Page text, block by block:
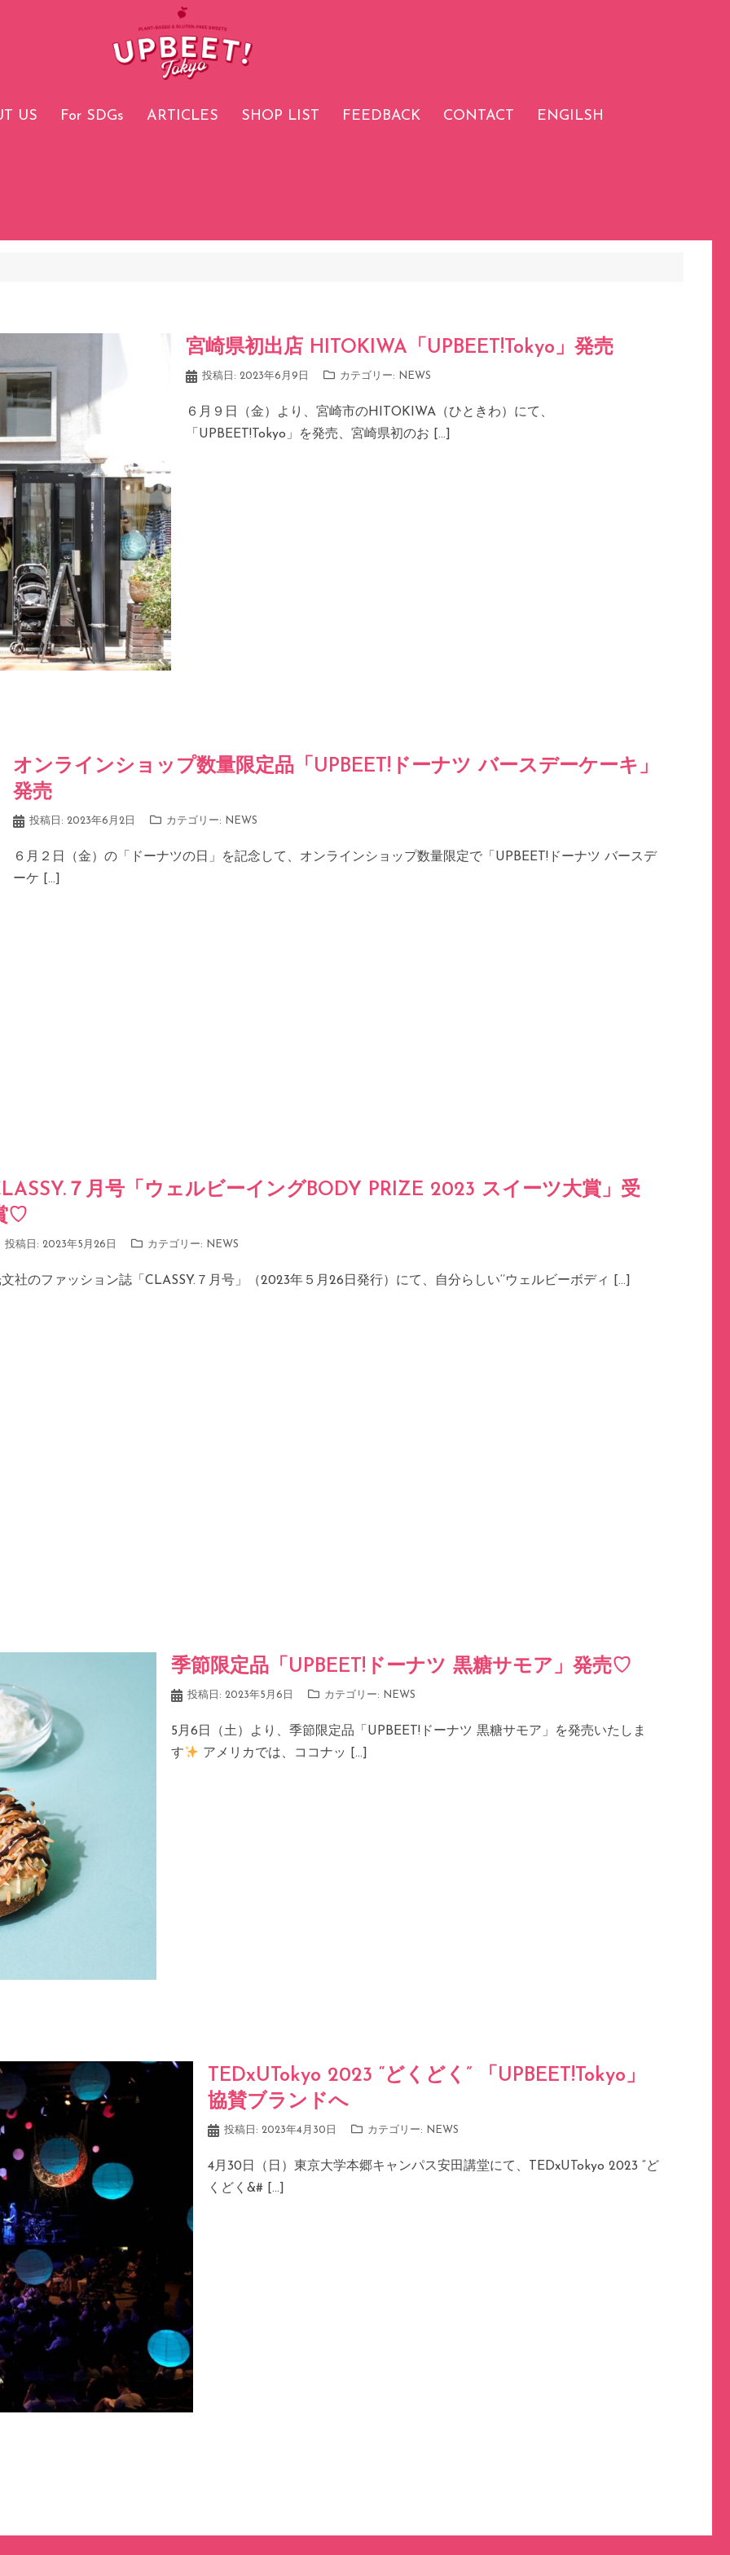
US For SDGs ARTICLES SHOP LIST FEEDBACK CONTACT ENGILSH
宮崎県初出店 HITOKIWA「UPBEET!Tokyo」発売
投稿日: 2023年6月9日 カテゴリー: NEWS
６月９日（金）より、宮崎市のHITOKIWA（ひときわ）にて、
「UPBEET!Tokyo」を発売、宮崎県初のお […]
オンラインショップ数量限定品「UPBEET!ドーナツ バースデーケーキ」
発売
投稿日: 2023年6月2日 カテゴリー: NEWS
６月２日（金）の「ドーナツの日」を記念して、オンラインショップ数量限定で「UPBEET!ドーナツ バースデ
ーケ […]
７月号「ウェルビーイングBODY PRIZE 2023 スイーツ大賞」受
♡
投稿日: 2023年5月26日 カテゴリー: NEWS
社のファッション誌「CLASSY.７月号」（2023年５月26日発行）にて、自分らしい‘’ウェルビーボディ […]
季節限定品「UPBEET!ドーナツ 黒糖サモア」発売♡
投稿日: 2023年5月6日 カテゴリー: NEWS
5月6日（土）より、季節限定品「UPBEET!ドーナツ 黒糖サモア」を発売いたしま
す
アメリカでは、ココナッ […]
TEDxUTokyo 2023 “どくどく” 「UPBEET!Tokyo」
協賛ブランドへ
投稿日: 2023年4月30日 カテゴリー: NEWS
4月30日（日）東京大学本郷キャンパス安田講堂にて、TEDxUTokyo 2023 “ど
くどく&# […]